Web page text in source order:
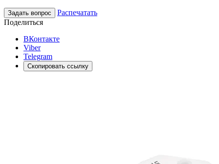
Задать вопрос
Распечатать
Поделиться
ВКонтакте
Viber
Telegram
Скопировать ссылку